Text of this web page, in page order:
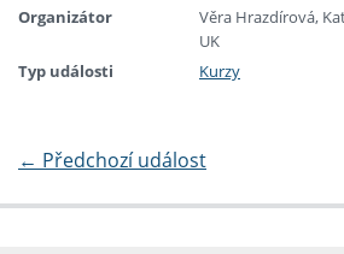
Organizátor
Věra Hrazdírová,
UK
Typ události
Kurzy
← Předchozí událost